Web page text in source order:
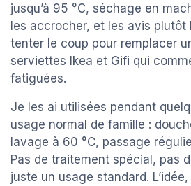
jusqu’à 95 °C, séchage en
les accrocher, et les avis plutôt
tenter le coup pour remplacer
serviettes Ikea et Gifi qui
fatiguées.
Je les ai utilisées pendant
usage normal de famille :
lavage à 60 °C, passage
Pas de traitement spécial, pas
juste un usage standard.